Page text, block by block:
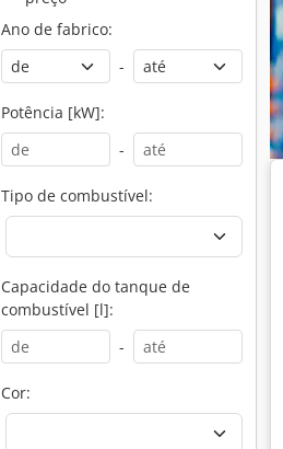
Ano de fabrico:
-
Potência [kW]:
-
Tipo de combustível:
Capacidade do tanque de
combustível [l]:
-
Cor: